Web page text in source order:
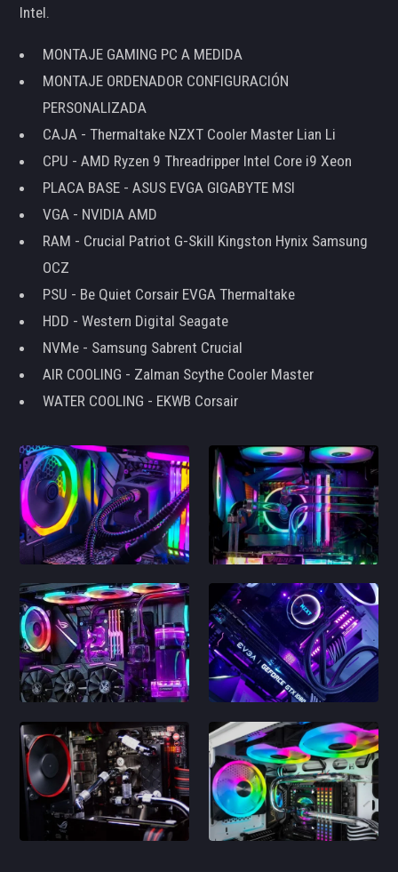
Intel.
MONTAJE GAMING PC A MEDIDA
MONTAJE ORDENADOR CONFIGURACIÓN
PERSONALIZADA
CAJA - Thermaltake NZXT Cooler Master Lian Li
CPU - AMD Ryzen 9 Threadripper Intel Core i9 Xeon
PLACA BASE - ASUS EVGA GIGABYTE MSI
VGA - NVIDIA AMD
RAM - Crucial Patriot G-Skill Kingston Hynix Samsung
OCZ
PSU - Be Quiet Corsair EVGA Thermaltake
HDD - Western Digital Seagate
NVMe - Samsung Sabrent Crucial
AIR COOLING - Zalman Scythe Cooler Master
WATER COOLING - EKWB Corsair